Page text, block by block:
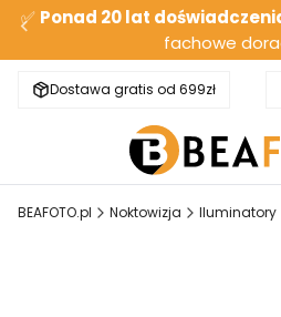
✅ Ponad 20 lat
fachowe
Dostawa gratis od 699zł
BEAFOTO.pl Noktowizja Iluminatory